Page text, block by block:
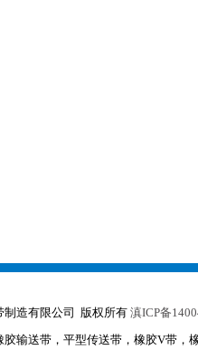
制造有限公司 版权所有 滇ICP备
输送带，平型传送带，橡胶V带，